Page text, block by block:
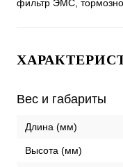
фильтр ЭМС,
Вес и габариты
Длина (мм)
Высота (мм)